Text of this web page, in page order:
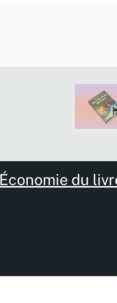
Économie du